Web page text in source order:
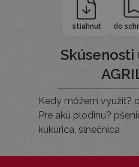
stiahnuť do
Kedy môžem využiť?
Pre akú plodinu?
kukurica, slnečnica